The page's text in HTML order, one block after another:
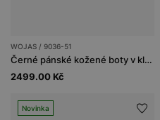
WOJAS / 9036-51
Černé pánské kožené boty v klasickém stylu
2499.00 Kč
Novinka